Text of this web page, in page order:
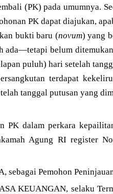
(PK) pada umumnya.
PK dapat diajukan,
bukti baru (novum) yang
ada—tetapi belum
puluh) hari setelah
terdapat
tanggal putusan yang
PK dalam perkara
Agung RI register
sebagai Pemohon
KEUANGAN, selaku